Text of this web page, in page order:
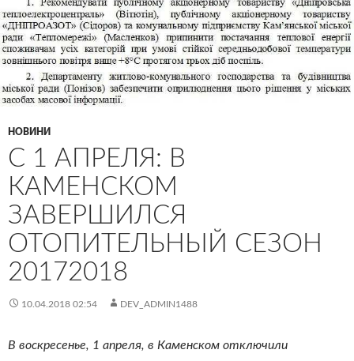
НОВИНИ
С 1 АПРЕЛЯ: В
КАМЕНСКОМ
ЗАВЕРШИЛСЯ
ОТОПИТЕЛЬНЫЙ СЕЗОН
20172018
10.04.2018 02:54 DEV_ADMIN1488
В воскресенье, 1 апреля, в Каменском отключили